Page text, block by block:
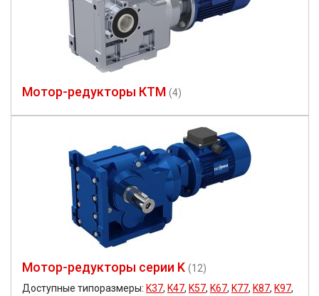
Мотор-редукторы КТМ (4)
Мотор-редукторы серии K (12)
Доступные типоразмеры: K37, K47, K57, K67, K77, K87, K97,